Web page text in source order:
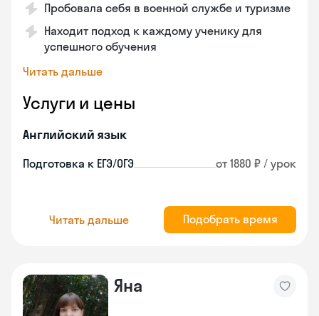
Пробовала себя в военной службе и туризме
Находит подход к каждому ученику для
успешного обучения
Читать дальше
Услуги и цены
Английский язык
Подготовка к ЕГЭ/ОГЭ от 1880 ₽ / урок
Читать дальше Подобрать время
Яна